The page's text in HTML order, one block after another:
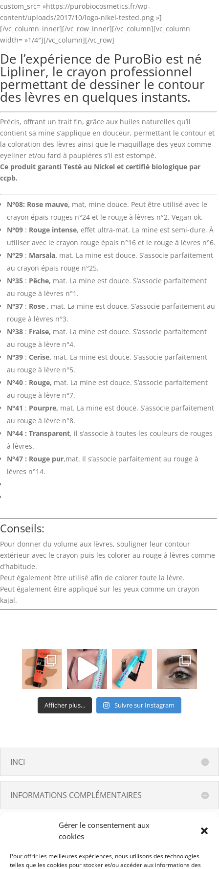
Gérer le consentement aux
cookies
Pour offrir les meilleures expériences, nous utilisons des technologies
telles que les cookies pour stocker et/ou accéder aux informations des
custom_src= »https://purobiocosmetics.fr/wp-
content/uploads/2017/10/logo-nikel-tested.png »]
[/vc_column_inner][/vc_row_inner][/vc_column][vc_column
width= »1/4″][/vc_column][/vc_row]
De l’expérience de PuroBio est né
Lipliner, le crayon professionnel
permettant de dessiner le contour
des lèvres en quelques instants.
Précis, offrant un trait fin, grâce aux huiles naturelles qu’il
contient sa mine s’applique en douceur, permettant le contour et
la coloration des lèvres ainsi que le maquillage des yeux comme
eyeliner et/ou fard à paupières s’il est estompé.
Ce produit garanti Testé au Nickel et certifié biologique par
ccpb.
N°08: Rose mauve, mat, mine douce. Peut être utilisé avec le
crayon épais rouges n°24 et le rouge à lèvres n°2. Vegan ok.
N°09 : Rouge intense, effet ultra-mat. La mine est semi-dure. À
utiliser avec le crayon rouge épais n°16 et le rouge à lèvres n°6.
N°29 : Marsala, mat. La mine est douce. S’associe parfaitement
au crayon épais rouge n°25.
N°35 : Pêche, mat. La mine est douce. S’associe parfaitement
au rouge à lèvres n°1.
N°37 : Rose , mat. La mine est douce. S’associe parfaitement au
rouge à lèvres n°3.
N°38 : Fraise, mat. La mine est douce. S’associe parfaitement
au rouge à lèvre n°4.
N°39 : Cerise, mat. La mine est douce. S’associe parfaitement
au rouge à lèvre n°5.
N°40 : Rouge, mat. La mine est douce. S’associe parfaitement
au rouge à lèvre n°7.
N°41 : Pourpre, mat. La mine est douce. S’associe parfaitement
au rouge à lèvre n°8.
N°44 : Transparent, il s’associe à toutes les couleurs de rouges
à lèvres.
N°47 : Rouge pur,mat. Il s’associe parfaitement au rouge à
lèvres n°14.
Conseils:
Pour donner du volume aux lèvres, souligner leur contour
extérieur avec le crayon puis les colorer au rouge à lèvres comme
d’habitude.
Peut également être utilisé afin de colorer toute la lèvre.
Peut également être appliqué sur les yeux comme un crayon
kajal.
Afficher plus... Suivre sur Instagram
INCI
INFORMATIONS COMPLÉMENTAIRES